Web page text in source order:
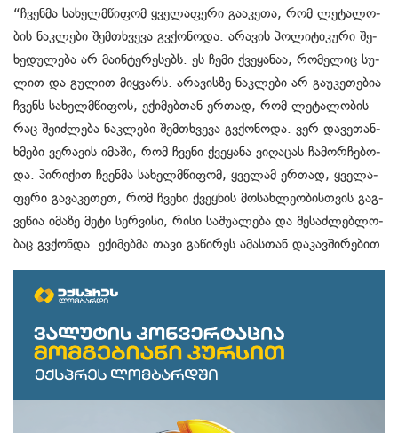
“ჩვენ­მა სა­ხელ­მწი­ფომ ყვე­ლა­ფე­რი გა­ა­კე­თა, რომ ლე­ტა­ლო­
ბის ნაკ­ლე­ბი შემ­თხვე­ვა გვქო­ნო­და. არა­ვის პო­ლი­ტი­კუ­რი შე­
ხე­დუ­ლე­ბა არ მა­ინ­ტე­რე­სებს. ეს ჩემი ქვე­ყა­ნაა, რო­მე­ლიც სუ­
ლით და გუ­ლით მიყ­ვარს. არა­ვის­ზე ნაკ­ლე­ბი არ გა­უ­კე­თე­ბია
ჩვენს სა­ხელ­მწი­ფოს, ექი­მებ­თან ერ­თად, რომ ლე­ტა­ლო­ბის
რაც შე­იძ­ლე­ბა ნაკ­ლე­ბი შემ­თხვე­ვა გვქო­ნო­და. ვერ და­ვე­თან­
ხმე­ბი ვე­რა­ვის იმა­ში, რომ ჩვე­ნი ქვე­ყა­ნა ვი­ღა­ცას ჩა­მორ­ჩე­ბო­
და. პი­რი­ქით ჩვენ­მა სა­ხელ­მწი­ფომ, ყვე­ლამ ერ­თად, ყვე­ლა­
ფე­რი გა­ვა­კე­თეთ, რომ ჩვე­ნი ქვეყ­ნის მო­სახ­ლე­ო­ბის­თვის გაგ­
ვე­წია იმა­ზე მეტი სერ­ვი­სი, რისი სა­შუ­ა­ლე­ბა და შე­საძ­ლებ­ლო­
ბაც გვქონ­და. ექი­მებ­მა თავი გა­წი­რეს ამას­თან და­კავ­ში­რე­ბით.